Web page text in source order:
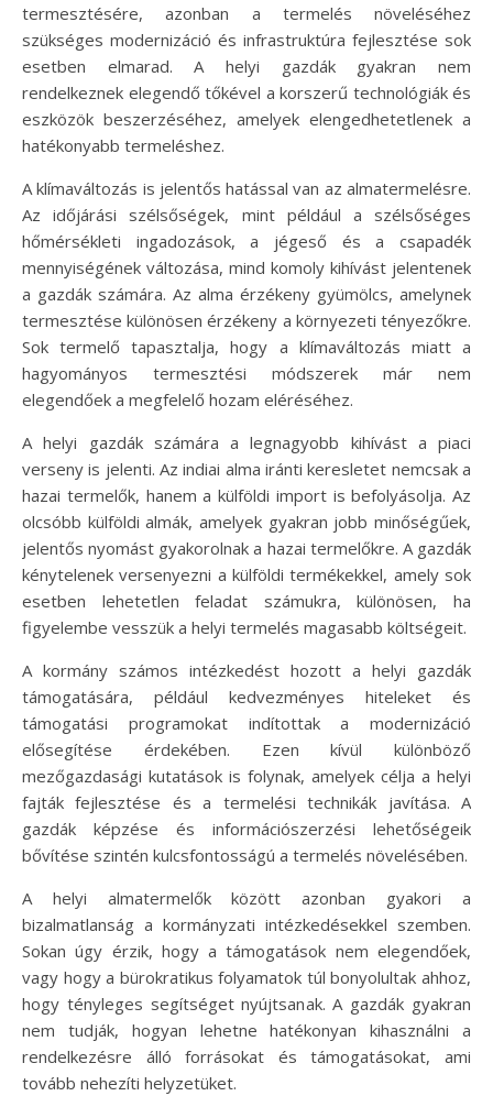
termesztésére, azonban a termelés növeléséhez
szükséges modernizáció és infrastruktúra fejlesztése sok
esetben elmarad. A helyi gazdák gyakran nem
rendelkeznek elegendő tőkével a korszerű technológiák és
eszközök beszerzéséhez, amelyek elengedhetetlenek a
hatékonyabb termeléshez.
A klímaváltozás is jelentős hatással van az almatermelésre.
Az időjárási szélsőségek, mint például a szélsőséges
hőmérsékleti ingadozások, a jégeső és a csapadék
mennyiségének változása, mind komoly kihívást jelentenek
a gazdák számára. Az alma érzékeny gyümölcs, amelynek
termesztése különösen érzékeny a környezeti tényezőkre.
Sok termelő tapasztalja, hogy a klímaváltozás miatt a
hagyományos termesztési módszerek már nem
elegendőek a megfelelő hozam eléréséhez.
A helyi gazdák számára a legnagyobb kihívást a piaci
verseny is jelenti. Az indiai alma iránti keresletet nemcsak a
hazai termelők, hanem a külföldi import is befolyásolja. Az
olcsóbb külföldi almák, amelyek gyakran jobb minőségűek,
jelentős nyomást gyakorolnak a hazai termelőkre. A gazdák
kénytelenek versenyezni a külföldi termékekkel, amely sok
esetben lehetetlen feladat számukra, különösen, ha
figyelembe vesszük a helyi termelés magasabb költségeit.
A kormány számos intézkedést hozott a helyi gazdák
támogatására, például kedvezményes hiteleket és
támogatási programokat indítottak a modernizáció
elősegítése érdekében. Ezen kívül különböző
mezőgazdasági kutatások is folynak, amelyek célja a helyi
fajták fejlesztése és a termelési technikák javítása. A
gazdák képzése és információszerzési lehetőségeik
bővítése szintén kulcsfontosságú a termelés növelésében.
A helyi almatermelők között azonban gyakori a
bizalmatlanság a kormányzati intézkedésekkel szemben.
Sokan úgy érzik, hogy a támogatások nem elegendőek,
vagy hogy a bürokratikus folyamatok túl bonyolultak ahhoz,
hogy tényleges segítséget nyújtsanak. A gazdák gyakran
nem tudják, hogyan lehetne hatékonyan kihasználni a
rendelkezésre álló forrásokat és támogatásokat, ami
tovább nehezíti helyzetüket.